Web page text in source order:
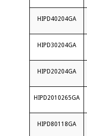
HIPD40204GA
HIPD30204GA
HIPD20204GA
HIPD2010265GA
HIPD80118GA